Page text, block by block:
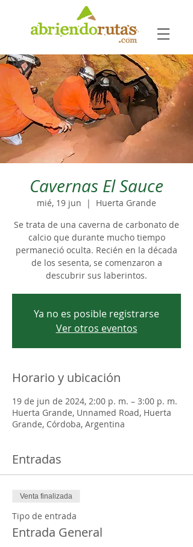
Cavernas El Sauce
mié, 19 jun
  |
Huerta Grande
Se trata de una caverna de carbonato de
calcio que durante mucho tiempo
permaneció oculta. Recién en la década
de los sesenta, se comenzaron a
descubrir sus laberintos.
Ya no es posible registrarse
Ver otros eventos
Horario y ubicación
19 de jun de 2024, 2:00 p. m. – 3:00 p. m.
Huerta Grande, Unnamed Road, Huerta
Grande, Córdoba, Argentina
Entradas
Venta finalizada
Tipo de entrada
Entrada General